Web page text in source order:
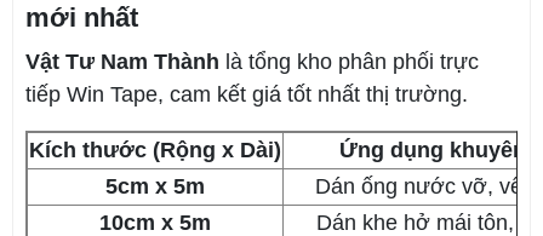
mới nhất
Vật Tư Nam Thành là tổng kho phân phối trực
tiếp Win Tape, cam kết giá tốt nhất thị trường.
Kích thước (Rộng x Dài)
Ứng dụng khuyên
5cm x 5m
Dán ống nước vỡ, vết
10cm x 5m
Dán khe hở mái tôn,